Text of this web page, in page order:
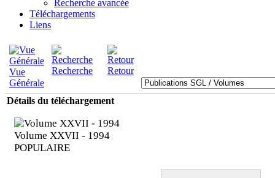
Recherche avancée
Téléchargements
Liens
Vue
Générale
Recherche Retour
Détails du téléchargement
Volume XXVII - 1994
POPULAIRE